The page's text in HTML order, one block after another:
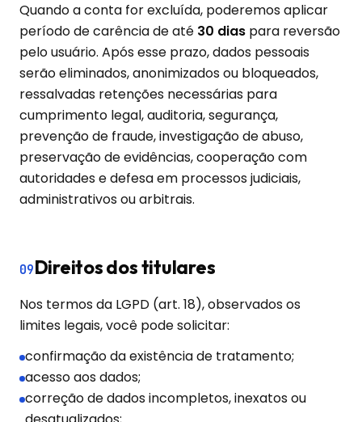
Quando a conta for excluída, poderemos aplicar
período de carência de até 30 dias para reversão
pelo usuário. Após esse prazo, dados pessoais
serão eliminados, anonimizados ou bloqueados,
ressalvadas retenções necessárias para
cumprimento legal, auditoria, segurança,
prevenção de fraude, investigação de abuso,
preservação de evidências, cooperação com
autoridades e defesa em processos judiciais,
administrativos ou arbitrais.
09Direitos dos titulares
Nos termos da LGPD (art. 18), observados os
limites legais, você pode solicitar:
confirmação da existência de tratamento;
acesso aos dados;
correção de dados incompletos, inexatos ou